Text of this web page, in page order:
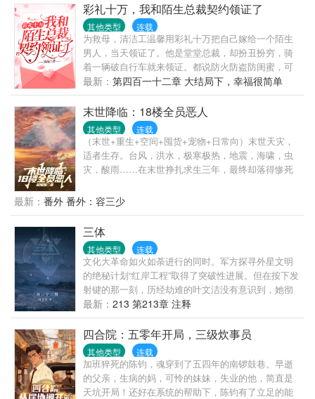
彩礼十万，我和陌生总裁契约领证了
其他类型 连载
为救母，清洁工温馨用彩礼十万把自己嫁给一个陌生
男人，当天领证了。他是堂堂总裁，却扮丑扮穷，骑
着一辆破自行车就来领证。都说防火防盗防闺蜜，可
她天天就防他。“喂！女人，吃了臭豆腐必须刷
牙！”“喂！女人，马桶用了要消毒呀！”有人说，总裁
大人一表人才，不近女色，是南城所有女人的梦中情
人。而她说，他粗狂丑陋，又穷又闷骚直到真相大
白……天，温馨，你家老公的胡子飞了！天，温馨，
你家老公脸上的刀疤移位了！天，温馨你家老公开的
竟然是迈巴赫！天，你家老公不是助理，他才是总
裁！温馨看着人群中簇拥的俊美男人，攥紧拳头……
最新： 第四百一十二章 大结局下，幸福很简单
末世降临：18楼全员恶人
其他类型 连载
（末世+重生+空间+囤货+宠物+日常向）末世天灾，
适者生存。台风，洪水，极寒极热，地震，海啸，虫
灾，酸雨……在末世挣扎求生三年，最终却落得惨死
疯狂囤货模式。买买买，囤囤囤，找回前世救她性命
的狗子。磨好刀，囤好粮，挨个收拾渣男贱女们，有
仇报仇有恩报恩。当天灾来临，她右手握刀左手撸
狗，在文明丧失道德沦陷的末世中乘风破浪！
最新： 番外 番外：容三少
三体
其他类型 连载
文化大革命如火如荼进行的同时。军方探寻外星文明
的绝秘计划“红岸工程”取得了突破性进展。但在按下发
射键的那一刻，历经劫难的叶文洁没有意识到，她彻
底改变了人类的命运。地球文明向宇宙发出的第一声
啼鸣，以太阳为中心，以光速向宇宙深处飞驰…… 四
光年外，“三体文明”正苦苦挣扎——三颗无规则运行的
太阳主导下的百余次毁灭与重生逼迫他们逃离母星。
而恰在此时。他们接收到了地球发来的信息。在运用
超技术锁死地球人的基础科学之后。三体人庞大的宇
宙舰队开始向地球进发…… 人类的末日悄然来临。
最新： 213 第213章 注释
四合院：五零年开局，三级炊事员
其他类型 连载
加班猝死的陈钧，魂穿到了五四年的南锣鼓巷。早逝
的父亲，生病的妈，可怜的妹妹，失业的他，简直是
天坑开局！还好在系统的帮助下，陈钧有了立足的能